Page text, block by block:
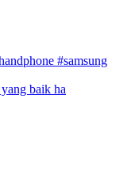
baik ha